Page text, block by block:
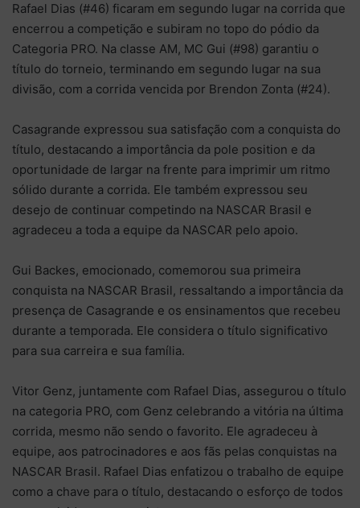
Rafael Dias (#46) ficaram em segundo lugar na corrida que
encerrou a competição e subiram no topo do pódio da
Categoria PRO. Na classe AM, MC Gui (#98) garantiu o
título do torneio, terminando em segundo lugar na sua
divisão, com a corrida vencida por Brendon Zonta (#24).
Casagrande expressou sua satisfação com a conquista do
título, destacando a importância da pole position e da
oportunidade de largar na frente para imprimir um ritmo
sólido durante a corrida. Ele também expressou seu
desejo de continuar competindo na NASCAR Brasil e
agradeceu a toda a equipe da NASCAR pelo apoio.
Gui Backes, emocionado, comemorou sua primeira
conquista na NASCAR Brasil, ressaltando a importância da
presença de Casagrande e os ensinamentos que recebeu
durante a temporada. Ele considera o título significativo
para sua carreira e sua família.
Vitor Genz, juntamente com Rafael Dias, assegurou o título
na categoria PRO, com Genz celebrando a vitória na última
corrida, mesmo não sendo o favorito. Ele agradeceu à
equipe, aos patrocinadores e aos fãs pelas conquistas na
NASCAR Brasil. Rafael Dias enfatizou o trabalho de equipe
como a chave para o título, destacando o esforço de todos